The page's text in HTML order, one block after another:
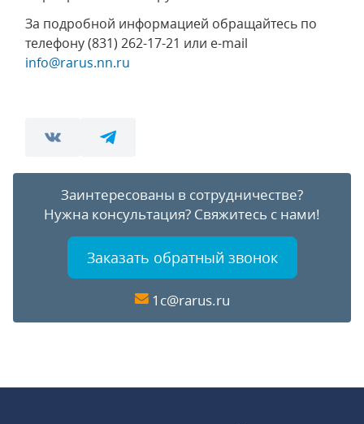
За подробной информацией обращайтесь по
телефону (831) 262-17-21 или e-mail
info@rarus.nn.ru
Заинтересованы в сотрудничестве?
Нужна консультация? Свяжитесь с нами!
Заказать обратный звонок
1c@rarus.ru